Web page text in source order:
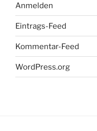
Anmelden
Eintrags-Feed
Kommentar-Feed
WordPress.org